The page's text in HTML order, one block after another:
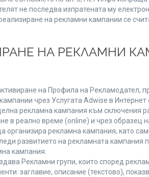
не последва изпратената му
на рекламни кампании се
НА РЕКЛАМНИ
на Профила на
чрез Услугата Adwise в Интернет
рекламна кампания към сключения
в реално време (online) и чрез образец
организира рекламна кампания, като
развитието на рекламната
кампания.
Рекламни групи, които според
заглавие, описание (текстово),